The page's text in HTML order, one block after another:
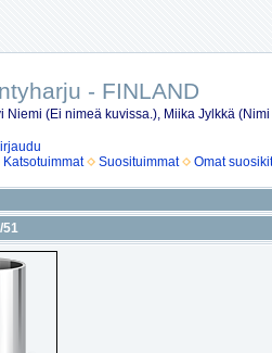
- FINLAND
(Ei nimeä kuvissa.), Miika Jylkkä
Katsotuimmat Suosituimmat Omat suosikit
51